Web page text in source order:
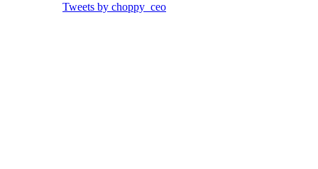
Tweets by choppy_ceo